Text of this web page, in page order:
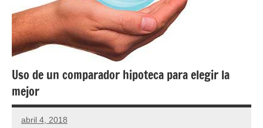
Uso de un comparador hipoteca para elegir la
mejor
abril 4, 2018